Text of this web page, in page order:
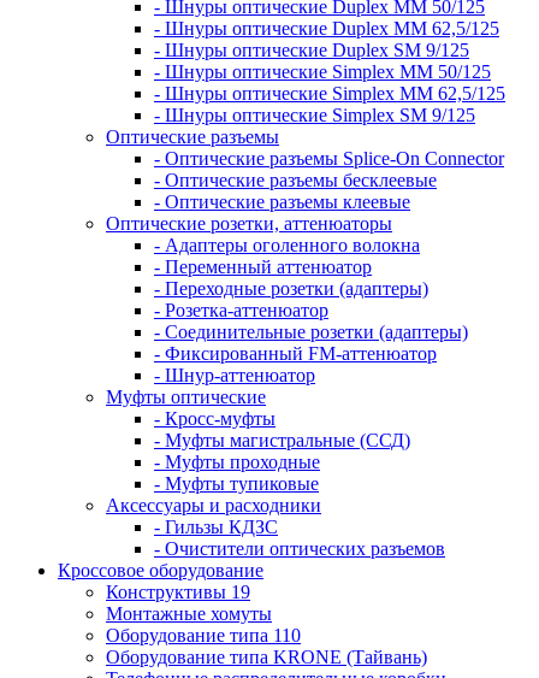
- Шнуры оптические Duplex MM 50/125
- Шнуры оптические Duplex MM 62,5/125
- Шнуры оптические Duplex SM 9/125
- Шнуры оптические Simplex MM 50/125
- Шнуры оптические Simplex MM 62,5/125
- Шнуры оптические Simplex SM 9/125
Оптические разъемы
- Оптические разъемы Splice-On Connector
- Оптические разъемы бесклеевые
- Оптические разъемы клеевые
Оптические розетки, аттенюаторы
- Адаптеры оголенного волокна
- Переменный аттенюатор
- Переходные розетки (адаптеры)
- Розетка-аттенюатор
- Соединительные розетки (адаптеры)
- Фиксированный FM-аттенюатор
- Шнур-аттенюатор
Муфты оптические
- Кросс-муфты
- Муфты магистральные (ССД)
- Муфты проходные
- Муфты тупиковые
Аксессуары и расходники
- Гильзы КДЗС
- Очистители оптических разъемов
Кроссовое оборудование
Конструктивы 19
Монтажные хомуты
Оборудование типа 110
Оборудование типа KRONE (Тайвань)